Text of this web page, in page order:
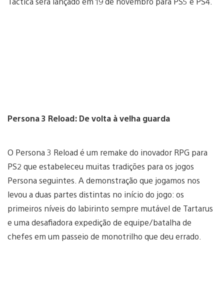
Persona 3 Reload: De volta à velha guarda
O Persona 3 Reload é um remake do inovador RPG para
PS2 que estabeleceu muitas tradições para os jogos
Persona seguintes. A demonstração que jogamos nos
levou a duas partes distintas no início do jogo: os
primeiros níveis do labirinto sempre mutável de Tartarus
e uma desafiadora expedição de equipe/batalha de
chefes em um passeio de monotrilho que deu errado.